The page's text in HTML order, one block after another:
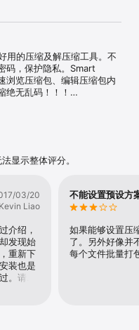
用的压缩及解压缩工具。不
码，保护隐私。Smart
浏览压缩包、编辑压缩包内
绝无乱码！！！
Arj, Z 等等，目前支持解
Gzip, Tar, Bzip2的压缩
最快压缩、快速压缩、正常
件,或者从现有的压缩包里删
文件来修改压缩包了。或者
显示整体评分。
03/20
Kevin Liao
介绍，
发现始
重新下
装也是
。请作
不能设置预设方
如果能够设置压
了。另外好像并
每个文件批量打